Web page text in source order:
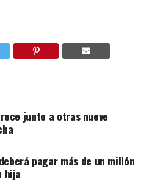
junto a otras nueve
pagar más de un millón
hija